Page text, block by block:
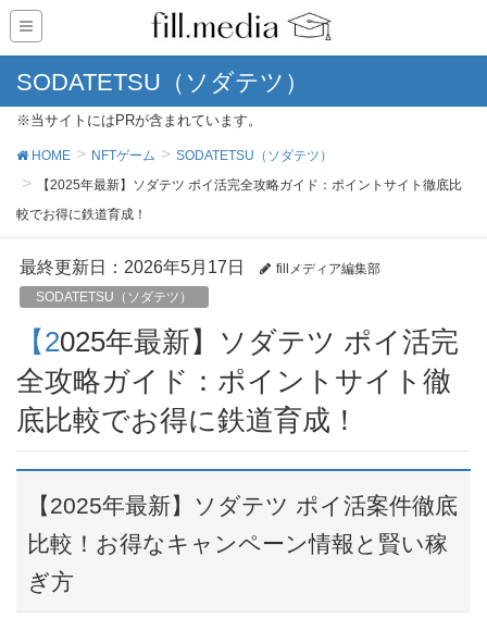
SODATETSU（ソダテツ）
※当サイトにはPRが含まれています。
HOME NFTゲーム
SODATETSU（ソダテツ）
【2025年最新】ソダテツ ポイ活完全攻略ガイド：ポイントサイト徹底比
較でお得に鉄道育成！
最終更新日：2026年5月17日
fillメディア編集部
SODATETSU（ソダテツ）
【2025年最新】ソダテツ ポイ活完
全攻略ガイド：ポイントサイト徹
底比較でお得に鉄道育成！
【2025年最新】ソダテツ ポイ活案件徹底
比較！お得なキャンペーン情報と賢い稼
ぎ方